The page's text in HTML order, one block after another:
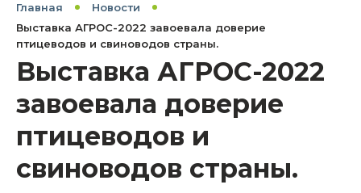
Главная
Новости
Выставка АГРОС-2022 завоевала доверие
птицеводов и свиноводов страны.
Выставка АГРОС-2022
завоевала доверие
птицеводов и
свиноводов страны.